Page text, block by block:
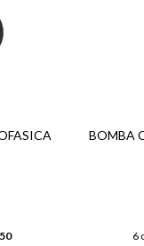
BOMBA
6